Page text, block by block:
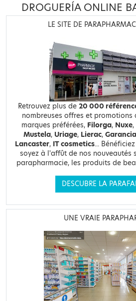
DROGUERÍA ONLINE
LE SITE DE
Retrouvez plus de 20 000
nombreuses offres et promotions
marques préférées, Filorga, Nuxe,
Mustela, Uriage, Lierac, Garancia
Lancaster, IT cosmetics...
soyez à l'affût de nos nouveautés
parapharmacie, les produits de
DESCUBRE LA
UNE VRAIE